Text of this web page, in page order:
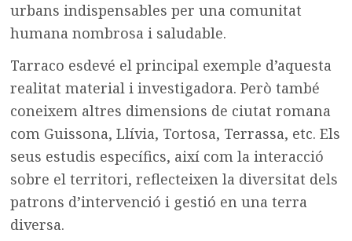
urbans indispensables per una comunitat
humana nombrosa i saludable.
Tarraco esdevé el principal exemple d’aquesta
realitat material i investigadora. Però també
coneixem altres dimensions de ciutat romana
com Guissona, Llívia, Tortosa, Terrassa, etc. Els
seus estudis específics, així com la interacció
sobre el territori, reflecteixen la diversitat dels
patrons d’intervenció i gestió en una terra
diversa.